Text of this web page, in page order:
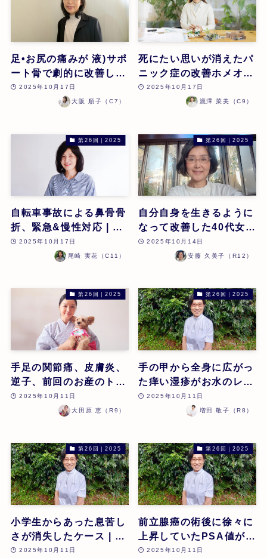
足•お尻の痛みが 液)サポ
ート骨で劇的に改善した
ケース | 大阪順子 | 第26
2025年10月17日
大阪 順子（C7）
死にたい思いが消えたパ
ニック症の改善ホメオパ
シーとヒプノセラピー
(催眠療法)の可能性 | 瀧
2025年10月17日
瀧澤 菜美（C9）
第26回｜2025
自転車事故による鼻骨骨
折、緊急&慢性対応 | 尾
崎実花 | 第26回
2025年10月17日
尾崎 実花（C11）
第26回｜2025
自分自身を生きるように
なって改善した40代女性
の貧血のケース | 安藤久
美子 | 第26回
2025年10月14日
安藤 久美子（R12）
第26回｜2025
手足の関節痛、皮膚炎、
逆子、前回のお産のトラ
ウマをホメオパシーでケ
アし幸せなお産に至った
2025年10月11日
大田原 恵（R9）
第26回｜2025
手の甲から全身に広がっ
た痒い湿疹がお水のレメ
ディーで改善されたケー
ス | 増田敬子 | 第26回
2025年10月11日
増田 敬子（R8）
第26回｜2025
小学生からあった息苦し
さが消失したケース | 増
田敬子 | 第26回
2025年10月11日
第26回｜2025
前立腺癌の術後に徐々に
上昇していたPSA値が
1/10に下がったケース |
2025年10月11日